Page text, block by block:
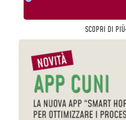
SCOPRI DI PIÙ